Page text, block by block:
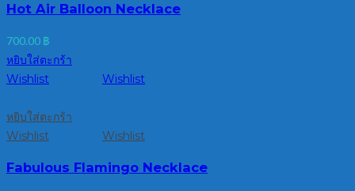
Hot Air Balloon Necklace
700.00 ฿
หยิบใส่ตะกร้า
Wishlist
Wishlist
หยิบใส่ตะกร้า
Wishlist
Wishlist
Fabulous Flamingo Necklace